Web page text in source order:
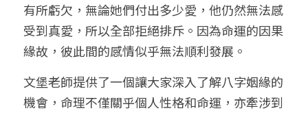
有所虧欠，無論她們付出多少愛，他仍然無法感
受到真愛，所以全部拒絕排斥。因為命運的因果
緣故，彼此間的感情似乎無法順利發展。
文堡老師提供了一個讓大家深入了解八字姻緣的
機會，命理不僅關乎個人性格和命運，亦牽涉到